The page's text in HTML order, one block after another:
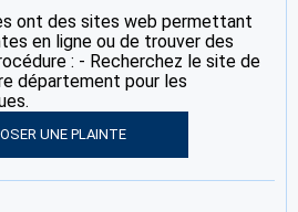
ont des sites web permettant
en ligne ou de trouver des
: - Recherchez le site de
département pour les
UNE PLAINTE